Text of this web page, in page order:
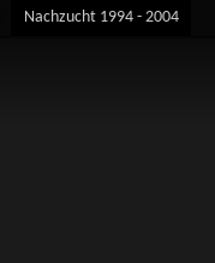
Nachzucht 1994 - 2004